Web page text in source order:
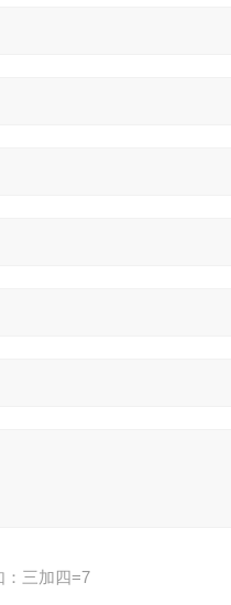
：三加四=7